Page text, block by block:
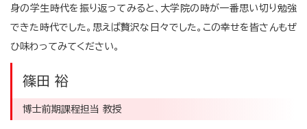
身の学生時代を振り返ってみると、大学院の時が一番思い切り勉強
できた時代でした。思えば贅沢な日々でした。この幸せを皆さんもぜ
ひ味わってみてください。
篠田 裕
博士前期課程担当 教授